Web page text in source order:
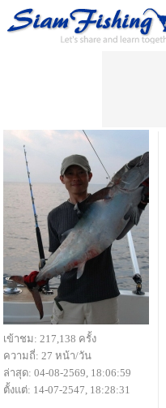
เข้าชม: 217,138 ครั้ง
ความถี่: 27 หน้า/วัน
ล่าสุด: 04-08-2569, 18:06:59
ตั้งแต่: 14-07-2547, 18:28:31